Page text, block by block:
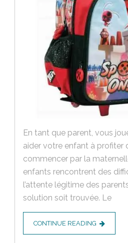
En tant que parent, vous
aider votre enfant à profiter
commencer par la
enfants rencontrent des
l’attente légitime des
solution soit trouvée. Le
CONTINUE READING